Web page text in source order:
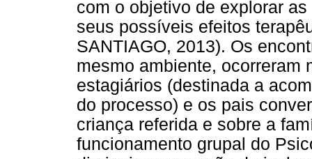
com o objetivo de explorar
seus possíveis efeitos
SANTIAGO, 2013). Os
mesmo ambiente, ocorreram
estagiários (destinada a
do processo) e os pais
criança referida e sobre a
funcionamento grupal do